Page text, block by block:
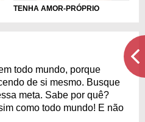
TENHA AMOR-PRÓPRIO
todo mundo, porque
de si mesmo. Busque
meta. Sabe por quê?
como todo mundo! E não